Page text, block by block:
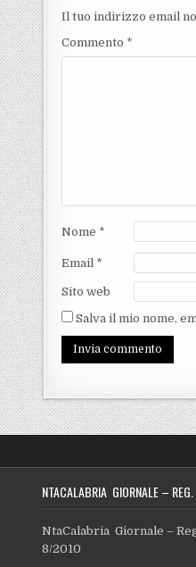
Il tuo indirizzo email
Commento *
Nome *
Email *
Sito web
Salva il mio nome,
NTACALABRIA GIORNALE –
NtaCalabria Giornale –
8/2010